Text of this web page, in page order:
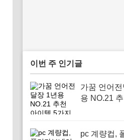
이번 주 인기글
가꿈 언어
용 NO.21
pc 계량컵,